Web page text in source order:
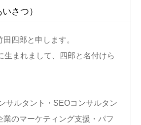
さつ）
四郎と申します。
生まれまして、四郎と名付けら
サルタント・SEOコンサルタン
業のマーケティング支援・パフ